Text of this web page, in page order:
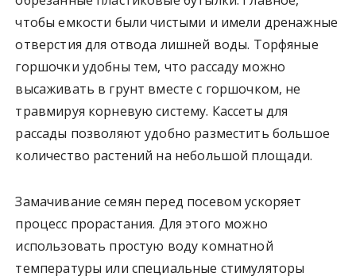
чтобы емкости были чистыми и имели дренажные
отверстия для отвода лишней воды. Торфяные
горшочки удобны тем, что рассаду можно
высаживать в грунт вместе с горшочком, не
травмируя корневую систему. Кассеты для
рассады позволяют удобно разместить большое
количество растений на небольшой площади.
Замачивание семян перед посевом ускоряет
процесс прорастания. Для этого можно
использовать простую воду комнатной
температуры или специальные стимуляторы